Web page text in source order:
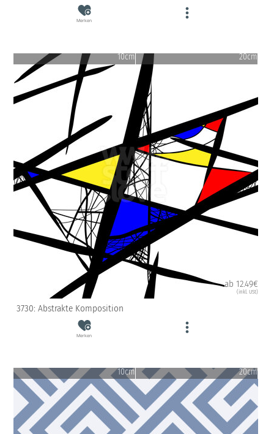
Merken
10cm 20cm
ab 12.49€
(inkl. USt)
3730: Abstrakte Komposition
Merken
10cm 20cm